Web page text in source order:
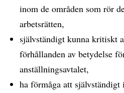
inom de områden som rör
arbetsrätten,
självständigt kunna kritiskt
förhållanden av betydelse
anställningsavtalet,
ha förmåga att